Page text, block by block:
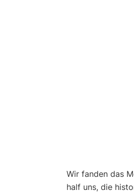
Wir fanden das
half uns, die